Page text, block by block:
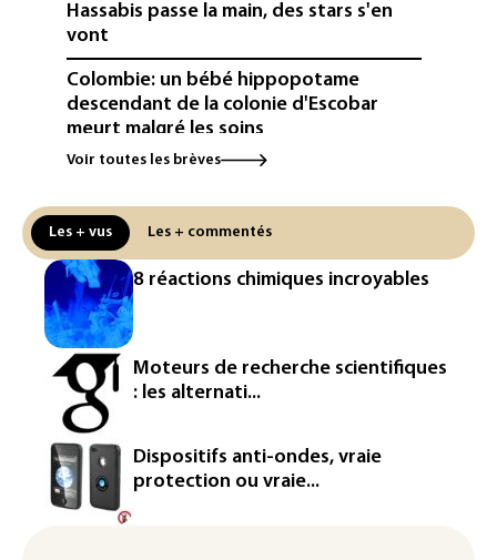
Hassabis passe la main, des stars s'en
vont
Colombie: un bébé hippopotame
descendant de la colonie d'Escobar
meurt malgré les soins
attendue en Europe
L'Autriche bat son record absolu de
chaleur pour le deuxième jour d'affilée
Inde : Meta sommé de s'excuser après
le retrait d'une vidéo de Modi
La défense, voie de diversification pour
un secteur automobile à la peine
France : prison avec sursis et
"bannissement numérique" pour deux
streamers jugés pour des violences et
Voir toutes les brèves
Les + vus Les + commentés
8 réactions chimiques incroyables
Moteurs de recherche scientifiques
: les alternati...
Dispositifs anti-ondes, vraie
protection ou vraie...